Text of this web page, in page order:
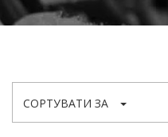
СОРТУВАТИ ЗА